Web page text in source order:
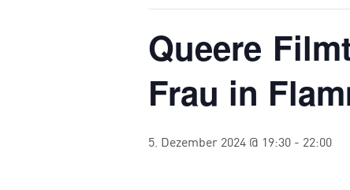
Queere
Frau in
5. Dezember 2024 @ 19:30 - 22:00